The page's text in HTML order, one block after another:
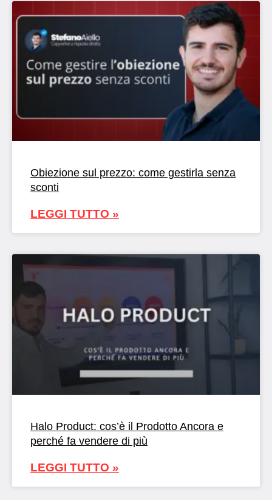
Obiezione sul prezzo: come gestirla senza
sconti
LEGGI TUTTO »
Halo Product: cos’è il Prodotto Ancora e
perché fa vendere di più
LEGGI TUTTO »